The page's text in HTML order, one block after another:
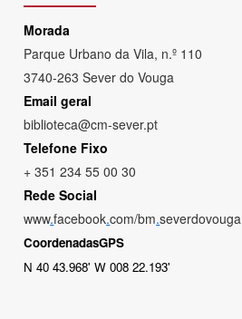
Morada
Parque Urbano da Vila, n.º 110
3740-263 Sever do Vouga
Email geral
biblioteca@cm-sever.pt
Telefone Fixo
+ 351 234 55 00 30
Rede Social
www.facebook.com/bm.severdovouga
CoordenadasGPS
N 40 43.968' W 008 22.193'